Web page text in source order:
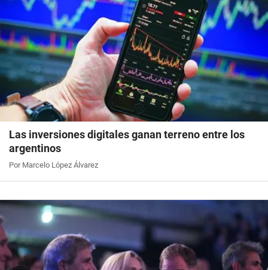
Las inversiones digitales ganan terreno entre los
argentinos
Por Marcelo López Álvarez